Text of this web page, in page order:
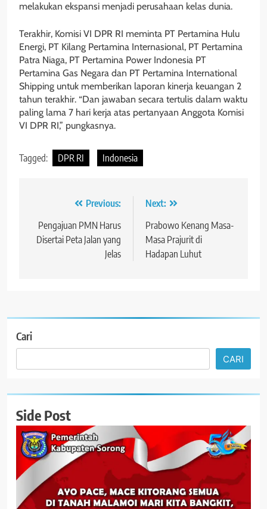
melakukan ekspansi menjadi perusahaan kelas dunia.
Terakhir, Komisi VI DPR RI meminta PT Pertamina Hulu
Energi, PT Kilang Pertamina Internasional, PT Pertamina
Patra Niaga, PT Pertamina Power Indonesia PT
Pertamina Gas Negara dan PT Pertamina International
Shipping untuk memberikan laporan kinerja keuangan 2
tahun terakhir. “Dan jawaban secara tertulis dalam waktu
paling lama 7 hari kerja atas pertanyaan Anggota Komisi
VI DPR RI,” pungkasnya.
Tagged: DPR RI Indonesia
Navigasi
pos
Previous:
Pengajuan PMN Harus
Disertai Peta Jalan yang
Jelas
Next:
Prabowo Kenang Masa-
Masa Prajurit di
Hadapan Luhut
Cari
CARI
Side Post